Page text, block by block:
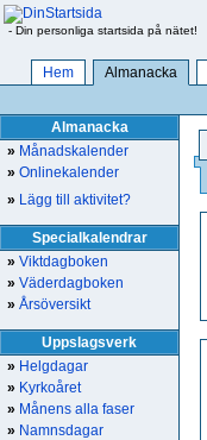
- Din personliga startsida på nätet!
Hem Almanacka
Almanacka
» Månadskalender
» Onlinekalender
» Lägg till aktivitet?
Specialkalendrar
» Viktdagboken
» Väderdagboken
» Årsöversikt
Uppslagsverk
» Helgdagar
» Kyrkoåret
» Månens alla faser
» Namnsdagar